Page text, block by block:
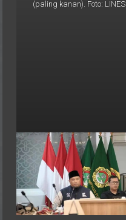
LDII Kaltim Imam Sujono Lutfi